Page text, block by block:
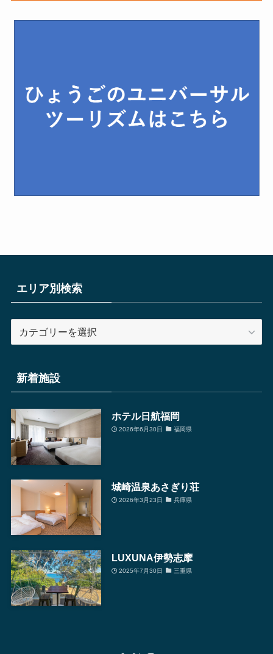
エリア別検索
リ
別
検
新着施設
ホテル日航福岡
2026年6月30日 福岡県
城崎温泉あさぎり荘
2026年3月23日 兵庫県
LUXUNA伊勢志摩
2025年7月30日 三重県